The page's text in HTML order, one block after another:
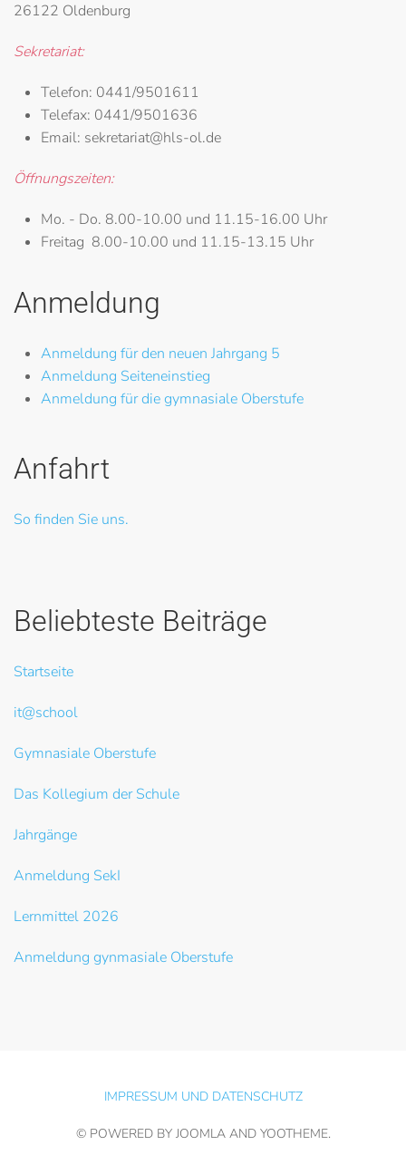
26122 Oldenburg
Sekretariat:
Telefon: 0441/9501611
Telefax: 0441/9501636
Email: sekretariat@hls-ol.de
Öffnungszeiten:
Mo. - Do. 8.00-10.00 und 11.15-16.00 Uhr
Freitag 8.00-10.00 und 11.15-13.15 Uhr
Anmeldung
Anmeldung für den neuen Jahrgang 5
Anmeldung Seiteneinstieg
Anmeldung für die gymnasiale Oberstufe
Anfahrt
So finden Sie uns.
Beliebteste Beiträge
Startseite
it@school
Gymnasiale Oberstufe
Das Kollegium der Schule
Jahrgänge
Anmeldung SekI
Lernmittel 2026
Anmeldung gynmasiale Oberstufe
IMPRESSUM UND DATENSCHUTZ
© POWERED BY JOOMLA AND YOOTHEME.